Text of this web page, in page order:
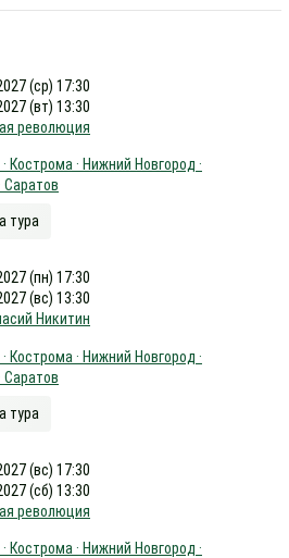
(ср) 17:30
(вт) 13:30
революция
Кострома · Нижний Новгород ·
Саратов
тура
(пн) 17:30
(вс) 13:30
Никитин
Кострома · Нижний Новгород ·
Саратов
тура
(вс) 17:30
(сб) 13:30
революция
Кострома · Нижний Новгород ·